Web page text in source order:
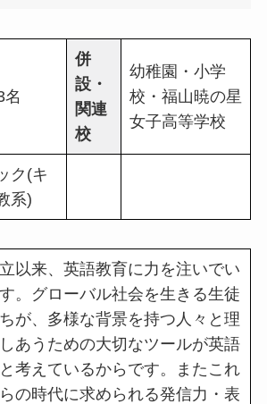
名
併
設・
関連
校
幼稚園・小学
校・福山暁の星
女子高等学校
ク(キ
系)
以来、英語教育に力を注いでい
。グローバル社会を生きる生徒
が、多様な背景を持つ人々と理
あうための大切なツールが英語
考えているからです。またこれ
の時代に求められる発信力・表